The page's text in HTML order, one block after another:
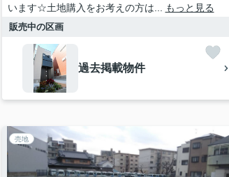
います☆土地購入をお考えの方は...
もっと見る
販売中の区画
過去掲載物件
売地